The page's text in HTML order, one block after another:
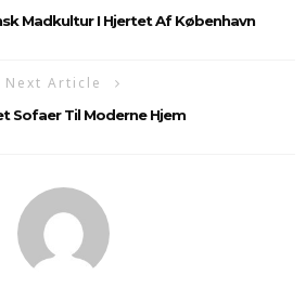
Madkultur I Hjertet Af København
Next Article
Sofaer Til Moderne Hjem